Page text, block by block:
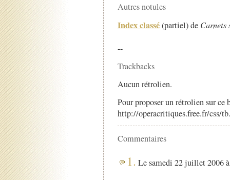
Autres notules
Index classé(partiel) de Carnets
--
Trackbacks
Aucun rétrolien.
Pour proposer un rétrolien sur
http://operacritiques.free.fr/css/
Commentaires
1. Le samedi 22 juillet 2006